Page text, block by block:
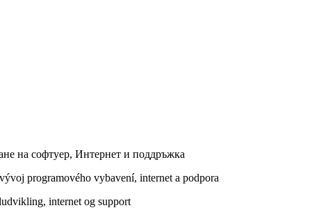
на софтуер, Интернет и поддръжка
programového vybavení, internet a podpora
internet og support